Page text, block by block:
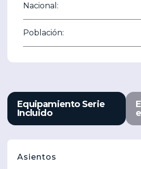
Nacional:
Población:
Equipamiento Serie
Incluido
Asientos